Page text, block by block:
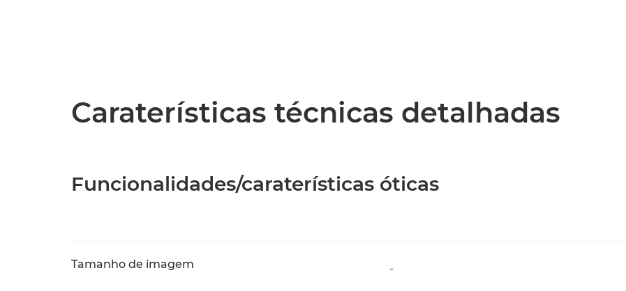
Caraterísticas técnicas detalhadas
Funcionalidades/caraterísticas óticas
Tamanho de imagem -